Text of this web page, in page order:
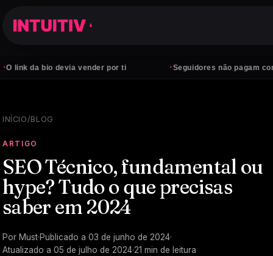
devia vender por ti Seguidores não pagam contas —
INÍCIO/BLOG
ARTIGO
SEO Técnico, fundamental ou
hype? Tudo o que precisas
saber em 2024
Por Must·Publicado a 03 de junho de 2024·
Atualizado a 05 de julho de 2024·21 min de leitura